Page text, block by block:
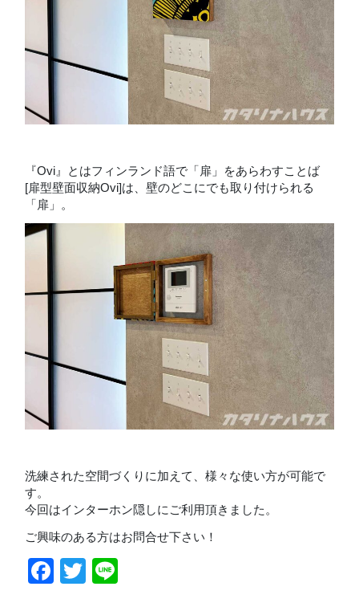
『Ovi』とはフィンランド語で「扉」をあらわすことば
[扉型壁面収納Ovi]は、壁のどこにでも取り付けられる
「扉」。
洗練された空間づくりに加えて、様々な使い方が可能で
す。
今回はインターホン隠しにご利用頂きました。
ご興味のある方はお問合せ下さい！
Facebook
Twitter